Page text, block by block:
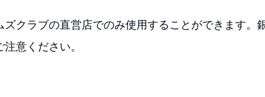
ズクラブの直営店でのみ使用することができます。
意ください。